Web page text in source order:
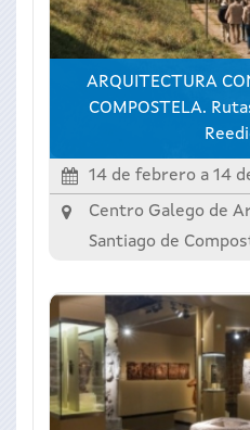
ARQUITECTURA
COMPOSTELA.
14 de febrero a 14
Centro Galego de
Santiago de